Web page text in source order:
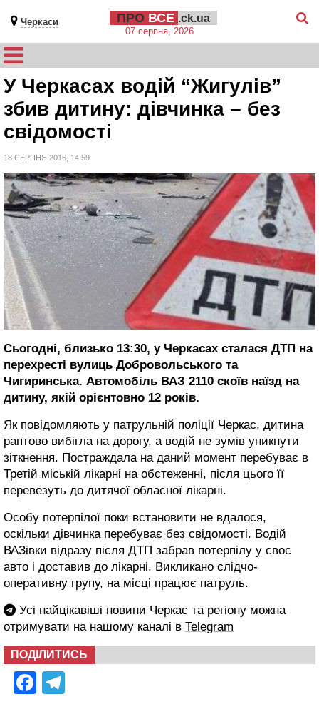
Черкаси ПРО ВСЕ .ck.ua
07 серпня, 2026
У Черкасах водій “Жигулів”
збив дитину: дівчинка – без
свідомості
18 СЕРПНЯ 2016, 14:59
Сьогодні, близько 13:30, у Черкасах сталася ДТП на
перехресті вулиць Добровольського та
Чигиринська. Автомобіль ВАЗ 2110 скоїв наїзд на
дитину, якій орієнтовно 12 років.
Як повідомляють у патрульній поліції Черкас, дитина
раптово вибігла на дорогу, а водій не зумів уникнути
зіткнення. Постраждала на даний момент перебуває в
Третій міській лікарні на обстеженні, після цього її
перевезуть до дитячої обласної лікарні.
Особу потерпілої поки встановити не вдалося,
оскільки дівчинка перебуває без свідомості. Водій
ВАЗівки відразу після ДТП забрав потерпілу у своє
авто і доставив до лікарні. Викликано слідчо-
оперативну групу, на місці працює патруль.
Усі найцікавіші новини Черкас та регіону можна
отримувати на нашому каналі в Telegram
ПОДІЛИТИСЬ
Facebook